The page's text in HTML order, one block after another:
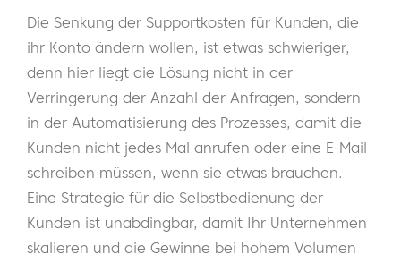
Die Senkung der Supportkosten für Kunden, die
ihr Konto ändern wollen, ist etwas schwieriger,
denn hier liegt die Lösung nicht in der
Verringerung der Anzahl der Anfragen, sondern
in der Automatisierung des Prozesses, damit die
Kunden nicht jedes Mal anrufen oder eine E-Mail
schreiben müssen, wenn sie etwas brauchen.
Eine Strategie für die Selbstbedienung der
Kunden ist unabdingbar, damit Ihr Unternehmen
skalieren und die Gewinne bei hohem Volumen